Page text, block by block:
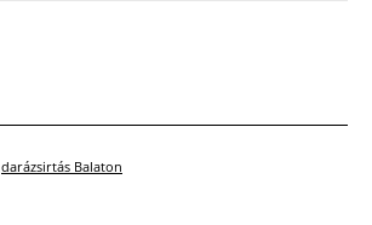
darázsirtás Balaton